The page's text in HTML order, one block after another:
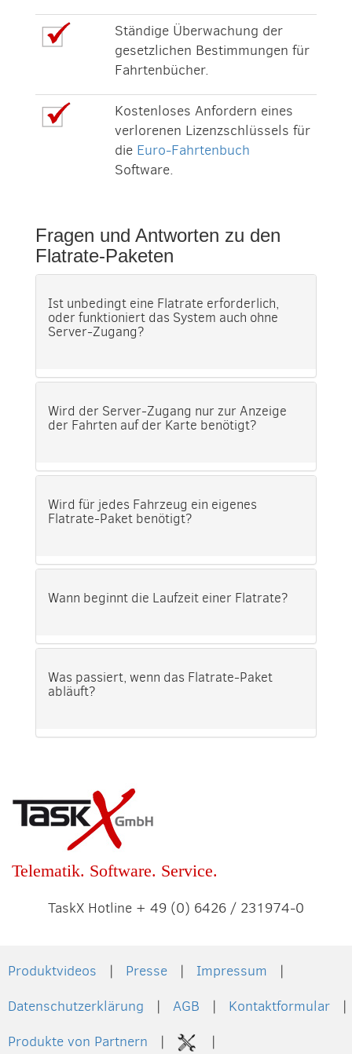
Ständige Überwachung der
gesetzlichen Bestimmungen für
Fahrtenbücher.
Kostenloses Anfordern eines
verlorenen Lizenzschlüssels für
die Euro-Fahrtenbuch
Software.
Fragen und Antworten zu den
Flatrate-Paketen
Ist unbedingt eine Flatrate erforderlich,
oder funktioniert das System auch ohne
Server-Zugang?
Wird der Server-Zugang nur zur Anzeige
der Fahrten auf der Karte benötigt?
Wird für jedes Fahrzeug ein eigenes
Flatrate-Paket benötigt?
Wann beginnt die Laufzeit einer Flatrate?
Was passiert, wenn das Flatrate-Paket
abläuft?
Telematik. Software. Service.
TaskX Hotline + 49 (0) 6426 / 231974-0
Produktvideos Presse
Impressum
Datenschutzerklärung
AGB
Kontaktformular
Produkte von Partnern